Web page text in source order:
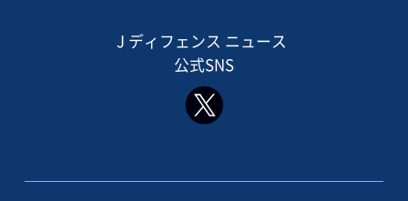
J ディフェンス ニュース
公式SNS